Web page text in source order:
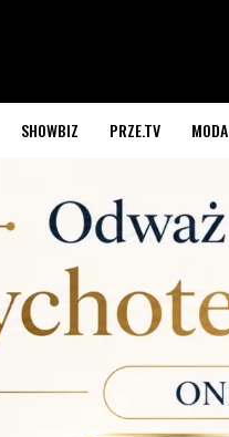
SHOWBIZ PRZE.TV MODA